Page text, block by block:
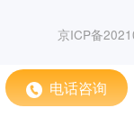
京ICP备
电话咨询